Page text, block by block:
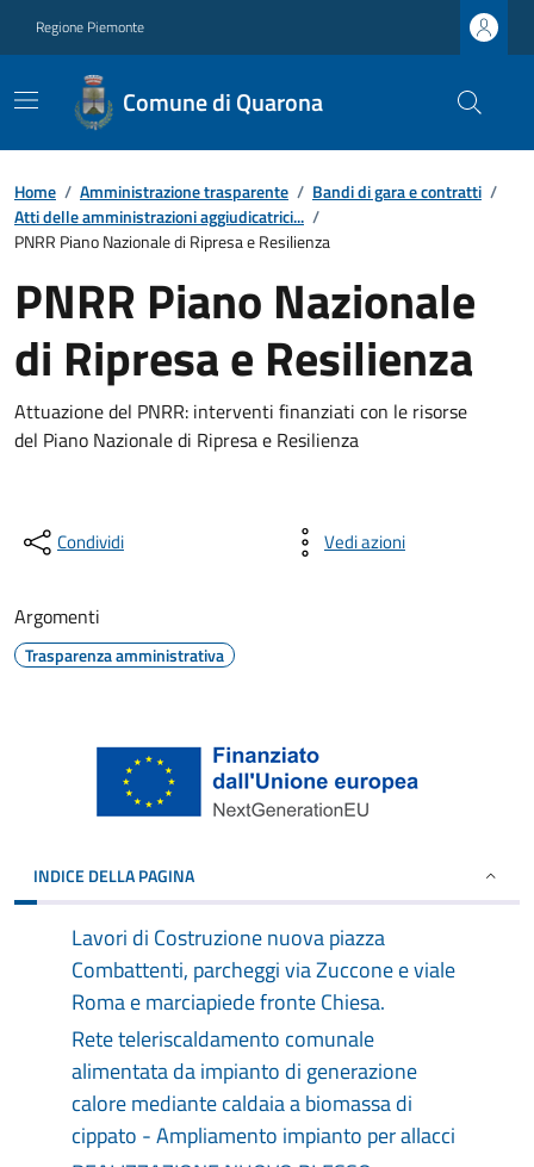
Regione Piemonte
Comune di Quarona
Home / Amministrazione trasparente / Bandi di gara e contratti /
Atti delle amministrazioni aggiudicatrici... /
PNRR Piano Nazionale di Ripresa e Resilienza
PNRR Piano Nazionale
di Ripresa e Resilienza
Attuazione del PNRR: interventi finanziati con le risorse
del Piano Nazionale di Ripresa e Resilienza
Condividi Vedi azioni
Argomenti
Trasparenza amministrativa
INDICE DELLA PAGINA
Lavori di Costruzione nuova piazza
Combattenti, parcheggi via Zuccone e viale
Roma e marciapiede fronte Chiesa.
Rete teleriscaldamento comunale
alimentata da impianto di generazione
calore mediante caldaia a biomassa di
cippato - Ampliamento impianto per allacci